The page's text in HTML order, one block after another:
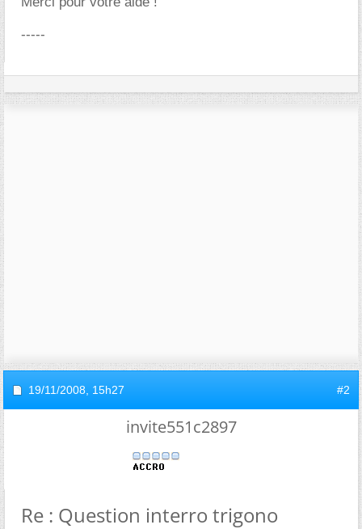
-----
19/11/2008, 15h27 #2
invite551c2897
Re : Question interro trigono